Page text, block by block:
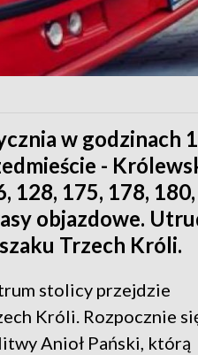
w godzinach
-
128, 175, 178,
objazdowe.
Trzech Króli.
stolicy przejdzie
Króli. Rozpocznie
Anioł Pański, którą